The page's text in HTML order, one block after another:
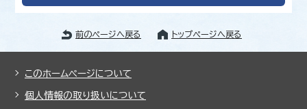
前のページへ戻る トップページへ戻る
このホームページについて
個人情報の取り扱いについて